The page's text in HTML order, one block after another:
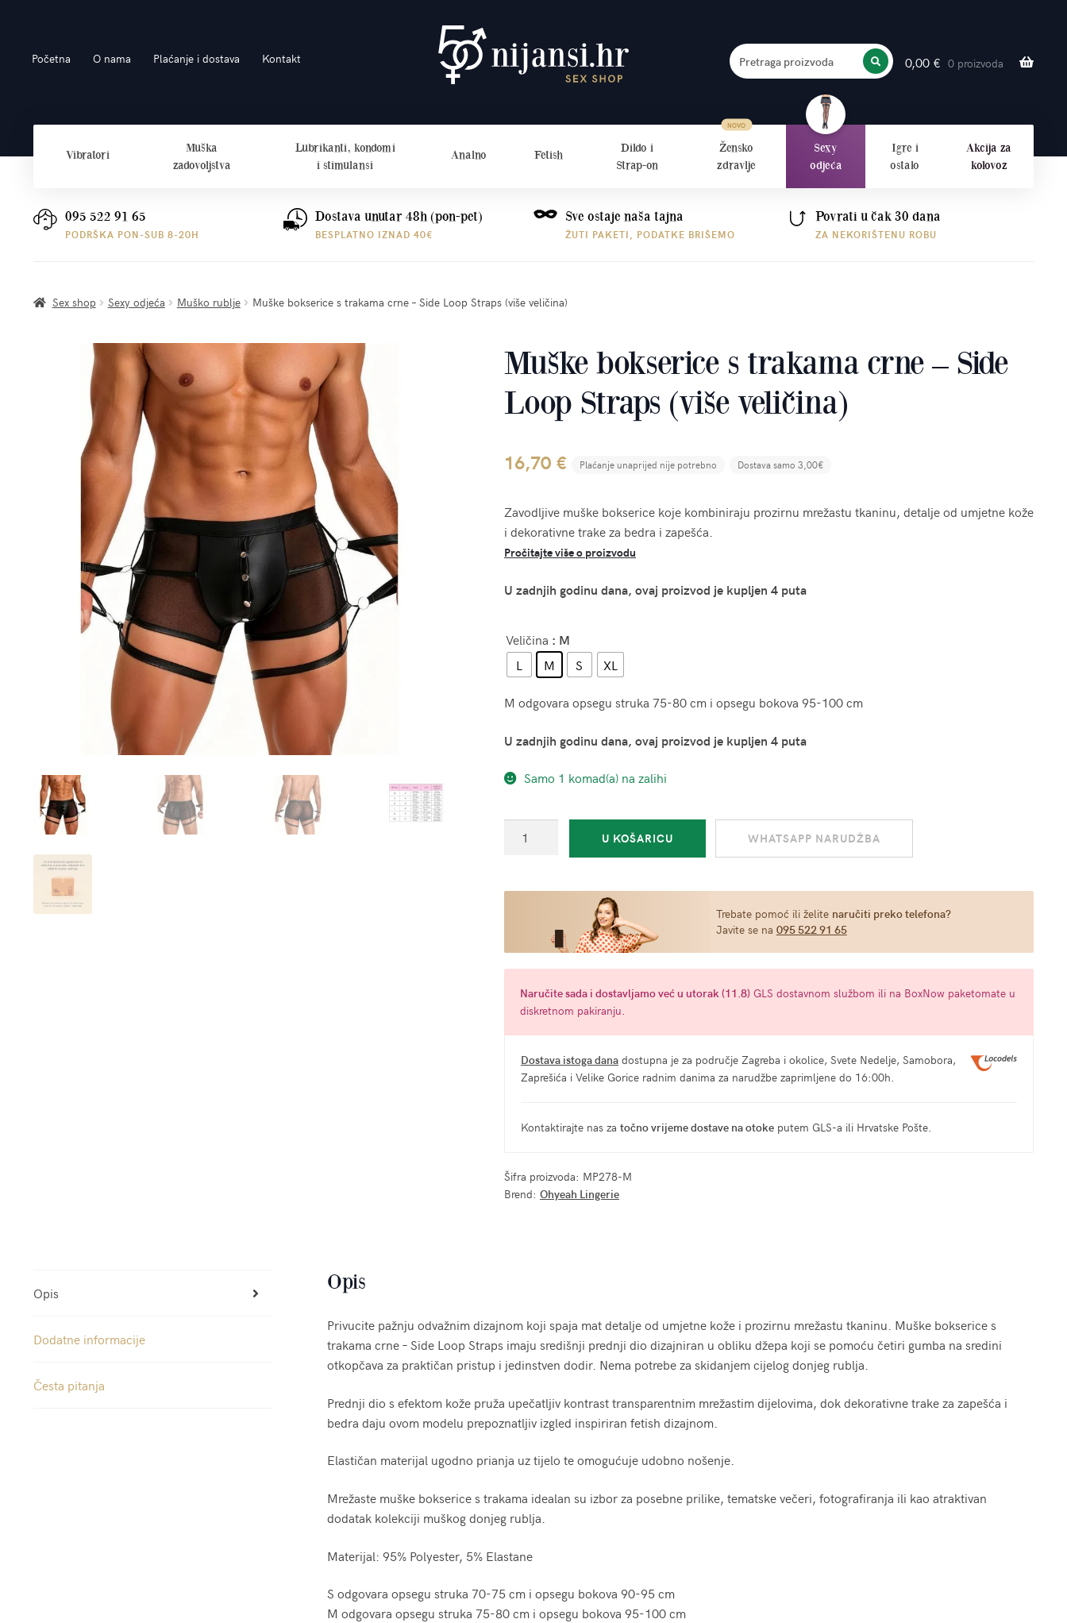
na
do
Početna O nama Plaćanje i dostava Kontakt 0,00 € 0 proizvoda
Pretraga proizvoda
PRETRAŽITE
Vibratori
Muška
zadovoljstva
Lubrikanti, kondomi
i stimulansi
Analno Fetish
Dildo i
Strap-on
Žensko
zdravlje
Sexy
odjeća
Igre i
ostalo
Akcija za
kolovoz
095 522 91 65
PODRŠKA PON-SUB 8-20H
Dostava unutar 48h (pon-pet)
BESPLATNO IZNAD 40€
Sve ostaje naša tajna
ŽUTI PAKETI, PODATKE BRIŠEMO
Povrati u čak 30 dana
ZA NEKORIŠTENU ROBU
Sex shop Sexy odjeća Muško rublje Muške bokserice s trakama crne – Side Loop Straps (više veličina)
Muške bokserice s trakama crne – Side
Loop Straps (više veličina)
16,70 € Plaćanje unaprijed nije potrebno Dostava samo 3,00€
Zavodljive muške bokserice koje kombiniraju prozirnu mrežastu tkaninu, detalje od umjetne kože
i dekorativne trake za bedra i zapešća.
Pročitajte više o proizvodu
U zadnjih godinu dana, ovaj proizvod je kupljen 4 puta
Veličina : M
L
M S XL
M odgovara opsegu struka 75-80 cm i opsegu bokova 95-100 cm
U zadnjih godinu dana, ovaj proizvod je kupljen 4 puta
Samo 1 komad(a) na zalihi
bokserice
trakama
Loop
Straps
(više
U KOŠARICU WHATSAPP NARUDŽBA
Trebate pomoć ili želite naručiti preko telefona?
Javite se na 095 522 91 65
Naručitesadai dostavljamo već u utorak (11.8) GLS dostavnom službom ili na BoxNow paketomate u
diskretnom pakiranju.
Dostava istoga danadostupna je za područje Zagreba i okolice, Svete Nedelje, Samobora,
Zaprešića i Velike Gorice radnim danima za narudžbe zaprimljene do 16:00h.
Kontaktirajte nas za točno vrijeme dostave na otokeputem GLS-a ili Hrvatske Pošte.
Šifra proizvoda: MP278-M
Brend: Ohyeah Lingerie
Opis
Dodatne informacije
Česta pitanja
Opis
Privucite pažnju odvažnim dizajnom koji spaja mat detalje od umjetne kože i prozirnu mrežastu tkaninu. Muške bokserice s
trakama crne – Side Loop Straps imaju središnji prednji dio dizajniran u obliku džepa koji se pomoću četiri gumba na sredini
otkopčava za praktičan pristup i jedinstven dodir. Nema potrebe za skidanjem cijelog donjeg rublja.
Prednji dio s efektom kože pruža upečatljiv kontrast transparentnim mrežastim dijelovima, dok dekorativne trake za zapešća i
bedra daju ovom modelu prepoznatljiv izgled inspiriran fetish dizajnom.
Elastičan materijal ugodno prianja uz tijelo te omogućuje udobno nošenje.
Mrežaste muške bokserice s trakama idealan su izbor za posebne prilike, tematske večeri, fotografiranja ili kao atraktivan
dodatak kolekciji muškog donjeg rublja.
Materijal: 95% Polyester, 5% Elastane
S odgovara opsegu struka 70-75 cm i opsegu bokova 90-95 cm
M odgovara opsegu struka 75-80 cm i opsegu bokova 95-100 cm